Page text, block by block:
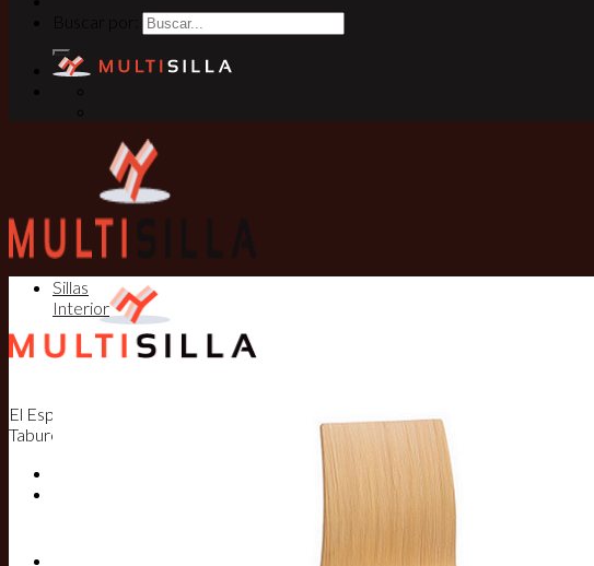
El Especialista en Sillas, Mesas y
Taburetes
Sillas
Interior